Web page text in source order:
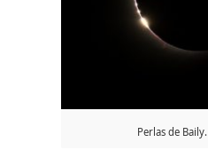
Perlas de Baily.